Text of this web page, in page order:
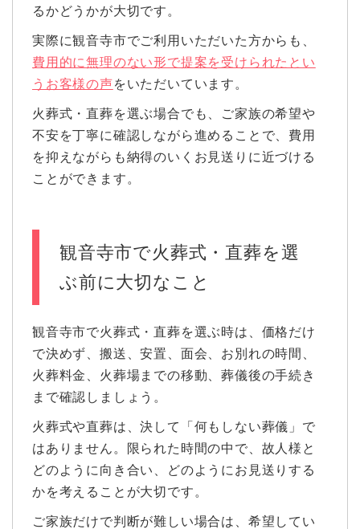
るかどうかが大切です。
実際に観音寺市でご利用いただいた方からも、
費用的に無理のない形で提案を受けられたとい
うお客様の声をいただいています。
火葬式・直葬を選ぶ場合でも、ご家族の希望や
不安を丁寧に確認しながら進めることで、費用
を抑えながらも納得のいくお見送りに近づける
ことができます。
観音寺市で火葬式・直葬を選
ぶ前に大切なこと
観音寺市で火葬式・直葬を選ぶ時は、価格だけ
で決めず、搬送、安置、面会、お別れの時間、
火葬料金、火葬場までの移動、葬儀後の手続き
まで確認しましょう。
火葬式や直葬は、決して「何もしない葬儀」で
はありません。限られた時間の中で、故人様と
どのように向き合い、どのようにお見送りする
かを考えることが大切です。
ご家族だけで判断が難しい場合は、希望してい